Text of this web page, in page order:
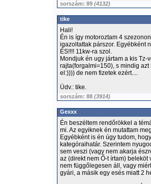
sorszám: 89 (4132)
tike
Hali!
Én is így motoroztam 4
igazoltattak párszor. Egyébként
ÉS!!!! 11kw-ra szol.
Mondjuk én ugy jártam a kis
rajta(forgalmi=150), s mindig
el:)))) de nem fizetek ezért....
Üdv.: tike.
sorszám: 88 (3914)
Gexxx
Én beszéltem rendőrökkel a
mi. Az egyiknek én mutattam
Egyébként is én úgy tudom,
kategóraihatár. Szerintem
sem veszi (vagy nem akarja
az (direkt nem Ő-t írtam)
nem függőlegesen áll, vagy
gyári, a másik egy esés miatt 2